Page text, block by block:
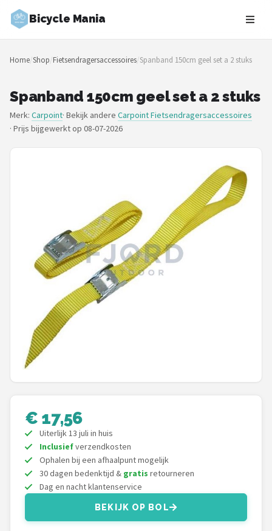
Bicycle Mania
Zoeken
NAVIGATIE
Merken
Blog
Stadsfietsen
Elektrische fietsen
Mountainbikes
Shop
POPULAIRE MERKEN
Basil
ABUS
AXA
New Looxs
BBB Cycling
Home/Shop/Fietsendragersaccessoires/Spanband 150cm geel set a 2 stuks
Spanband 150cm geel set a 2 stuks
Merk: Carpoint· Bekijk andere Carpoint Fietsendragersaccessoires
· Prijs bijgewerkt op 08-07-2026
€ 17,56
Uiterlijk 13 juli in huis
Inclusiefverzendkosten
Ophalen bij een afhaalpunt mogelijk
30 dagen bedenktijd & gratis retourneren
Dag en nacht klantenservice
BEKIJK OP BOL